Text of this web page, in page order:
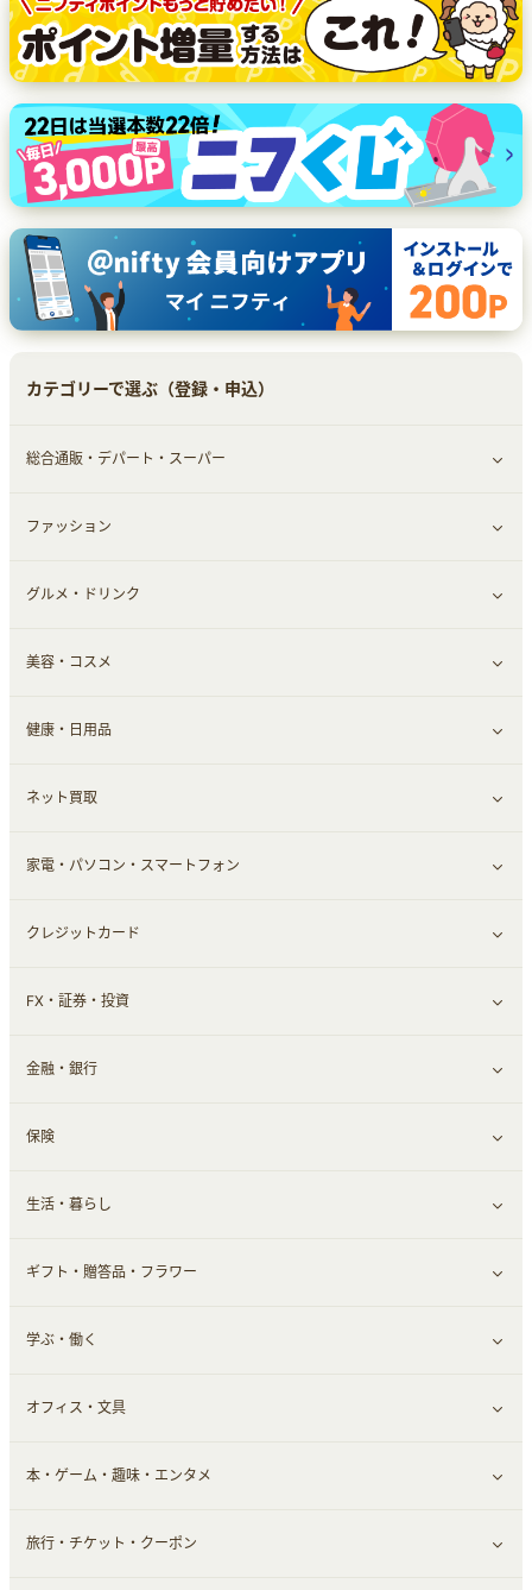
カテゴリーで選ぶ（登録・申込）
総合通販・デパート・スーパー
すべて見る
総合通販
ファッション
すべて見る
ファッション
インナー・下着
スーツ・フォーマル
グルメ・ドリンク
すべて見る
グルメ
お酒
食材宅配
ウォーターサーバー
美容・コスメ
すべて見る
ヘアケア
エステ・サロン
メンズ美容
健康・日用品
すべて見る
スポーツ・フィットネス
日用品・薬局・からだ
ネット買取
すべて見る
ネット買取
家電・パソコン・スマートフォン
すべて見る
家電・パソコン・ソフトウェア
通信・レンタルサーバー
スマホ・携帯電話・SIM
定額制有料コンテンツ
クレジットカード
すべて見る
クレジットカード
FX・証券・投資
すべて見る
証券
仮想通貨
その他投資
金融・銀行
銀行・ネット銀行
キャッシング・ローン
その他金融
保険
すべて見る
保険相談・面談
生活・暮らし
すべて見る
住まい・暮らし
不動産
引越し
エコ・エネルギー
ギフト・贈答品・フラワー
すべて見る
ギフト・贈答品
学ぶ・働く
すべて見る
習い事・学習・学校
仕事・転職
オフィス・文具
すべて見る
オフィス・文具
本・ゲーム・趣味・エンタメ
すべて見る
旅行・チケット・クーポン